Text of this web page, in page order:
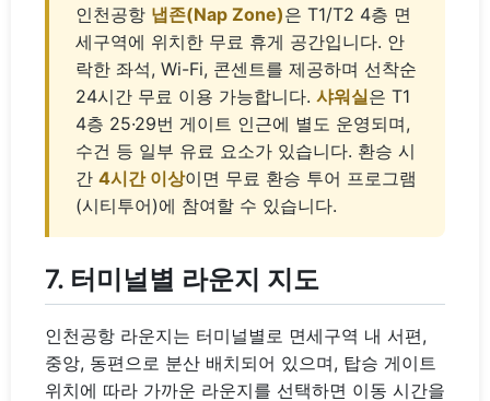
인천공항 냅존(Nap Zone)은 T1/T2 4층 면
세구역에 위치한 무료 휴게 공간입니다. 안
락한 좌석, Wi-Fi, 콘센트를 제공하며 선착순
24시간 무료 이용 가능합니다. 샤워실은 T1
4층 25·29번 게이트 인근에 별도 운영되며,
수건 등 일부 유료 요소가 있습니다. 환승 시
간 4시간 이상이면 무료 환승 투어 프로그램
(시티투어)에 참여할 수 있습니다.
7. 터미널별 라운지 지도
인천공항 라운지는 터미널별로 면세구역 내 서편,
중앙, 동편으로 분산 배치되어 있으며, 탑승 게이트
위치에 따라 가까운 라운지를 선택하면 이동 시간을